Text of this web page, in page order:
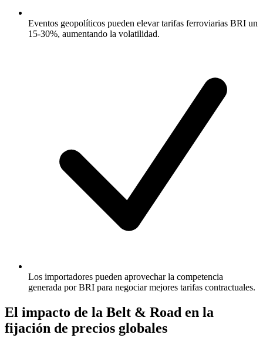
Eventos geopolíticos pueden elevar tarifas ferroviarias BRI un
15-30%, aumentando la volatilidad.
Los importadores pueden aprovechar la competencia
generada por BRI para negociar mejores tarifas contractuales.
El impacto de la Belt & Road en la
fijación de precios globales